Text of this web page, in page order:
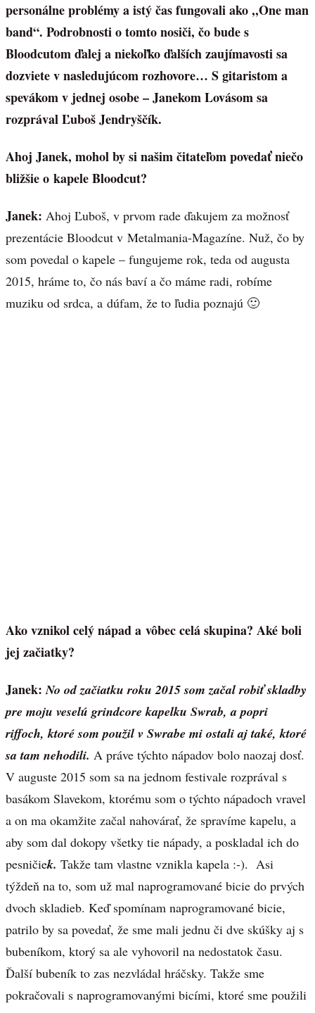
personálne problémy a istý čas fungovali ako ,,One man
band“. Podrobnosti o tomto nosiči, čo bude s
Bloodcutom ďalej a niekoľko ďalších zaujímavosti sa
dozviete v nasledujúcom rozhovore… S gitaristom a
spevákom v jednej osobe – Janekom Lovásom sa
rozprával Ľuboš Jendryščík.
Ahoj Janek, mohol by si našim čitateľom povedať niečo
bližšie o kapele Bloodcut?
Janek: Ahoj Ľuboš, v prvom rade ďakujem za možnosť
prezentácie Bloodcut v Metalmania-Magazíne. Nuž, čo by
som povedal o kapele – fungujeme rok, teda od augusta
2015, hráme to, čo nás baví a čo máme radi, robíme
muziku od srdca, a dúfam, že to ľudia poznajú 🙂
Ako vznikol celý nápad a vôbec celá skupina? Aké boli
jej začiatky?
Janek: No od začiatku roku 2015 som začal robiť skladby
pre moju veselú grindcore kapelku Swrab, a popri
riffoch, ktoré som použil v Swrabe mi ostali aj také, ktoré
sa tam nehodili. A práve týchto nápadov bolo naozaj dosť.
V auguste 2015 som sa na jednom festivale rozprával s
basákom Slavekom, ktorému som o týchto nápadoch vravel
a on ma okamžite začal nahovárať, že spravíme kapelu, a
aby som dal dokopy všetky tie nápady, a poskladal ich do
pesničiek. Takže tam vlastne vznikla kapela :-). Asi
týždeň na to, som už mal naprogramované bicie do prvých
dvoch skladieb. Keď spomínam naprogramované bicie,
patrilo by sa povedať, že sme mali jednu či dve skúšky aj s
bubeníkom, ktorý sa ale vyhovoril na nedostatok času.
Ďalší bubeník to zas nezvládal hráčsky. Takže sme
pokračovali s naprogramovanými bicími, ktoré sme použili